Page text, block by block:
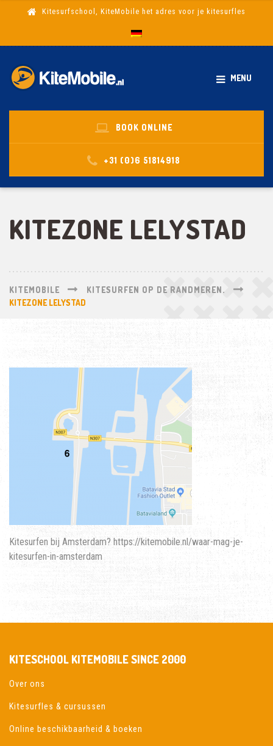
Kitesurfschool, KiteMobile het adres voor je kitesurfles
MENU
BOOK ONLINE
+31 (0)6 51814918
KITEZONE LELYSTAD
KITEMOBILE
KITESURFEN OP DE RANDMEREN.
KITEZONE LELYSTAD
Kitesurfen bij Amsterdam? https://kitemobile.nl/waar-mag-je-
kitesurfen-in-amsterdam
KITESCHOOL KITEMOBILE SINCE 2000
Over ons
Kitesurfles & cursussen
Online beschikbaarheid & boeken